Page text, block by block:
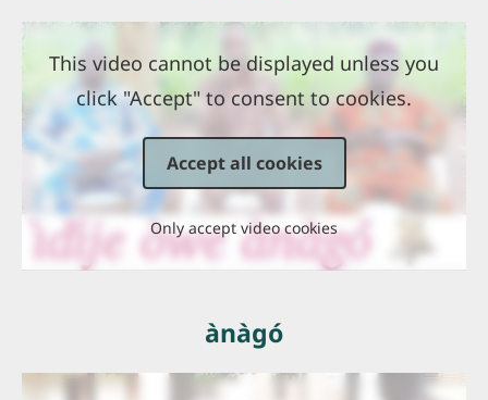
This video cannot be displayed unless you
click "Accept" to consent to cookies.
Accept all cookies
Only accept video cookies
ànàgó